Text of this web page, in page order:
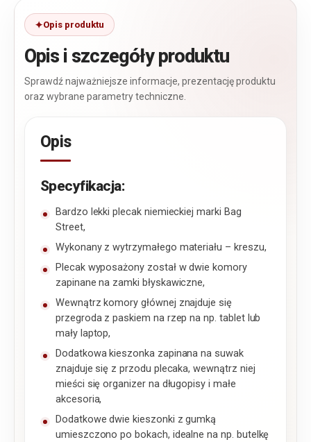
Opis produktu
Opis i szczegóły produktu
Sprawdź najważniejsze informacje, prezentację produktu
oraz wybrane parametry techniczne.
Opis
Specyfikacja:
Bardzo lekki plecak niemieckiej marki Bag
Street,
Wykonany z wytrzymałego materiału – kreszu,
Plecak wyposażony został w dwie komory
zapinane na zamki błyskawiczne,
Wewnątrz komory głównej znajduje się
przegroda z paskiem na rzep na np. tablet lub
mały laptop,
Dodatkowa kieszonka zapinana na suwak
znajduje się z przodu plecaka, wewnątrz niej
mieści się organizer na długopisy i małe
akcesoria,
Dodatkowe dwie kieszonki z gumką
umieszczono po bokach, idealne na np. butelkę